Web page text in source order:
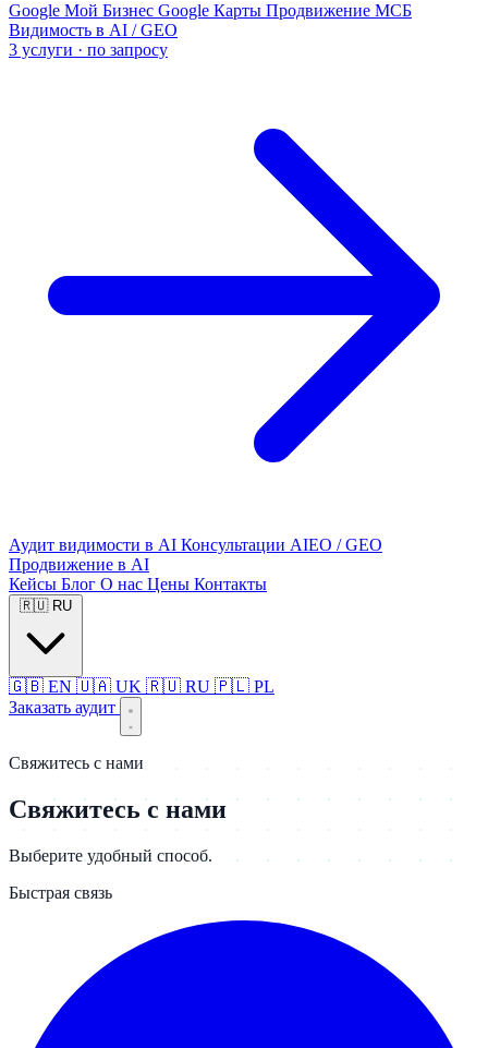
Google Мой Бизнес Google Карты Продвижение МСБ
Видимость в AI / GEO
3 услуги · по запросу
Аудит видимости в AI Консультации AIEO / GEO
Продвижение в AI
Кейсы Блог О нас Цены Контакты
🇷🇺 RU
🇬🇧 EN 🇺🇦 UK 🇷🇺 RU 🇵🇱 PL
Заказать аудит
Свяжитесь с нами
Свяжитесь с нами
Выберите удобный способ.
Быстрая связь